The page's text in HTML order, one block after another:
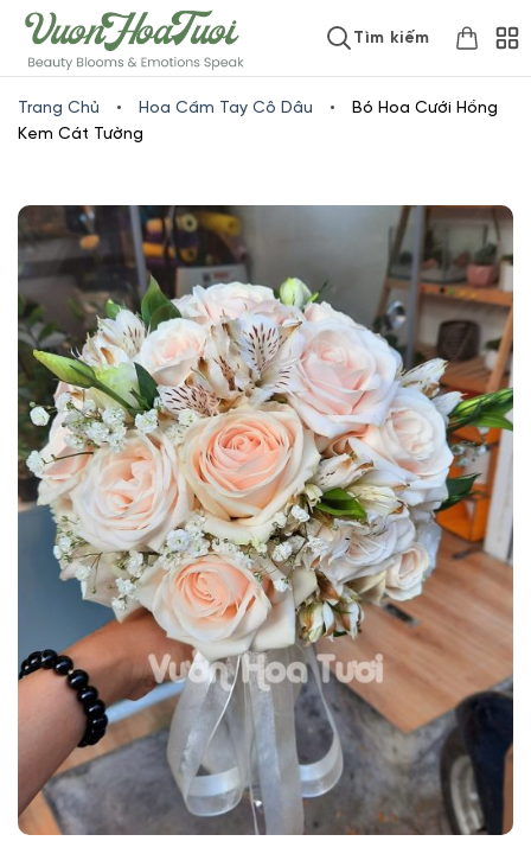
www.vuonhoatuoi.vnSkip
to
content
Tìm kiếm
Trang Chủ • Hoa Cầm Tay Cô Dâu •
Bó Hoa Cưới Hồng
Kem Cát Tường